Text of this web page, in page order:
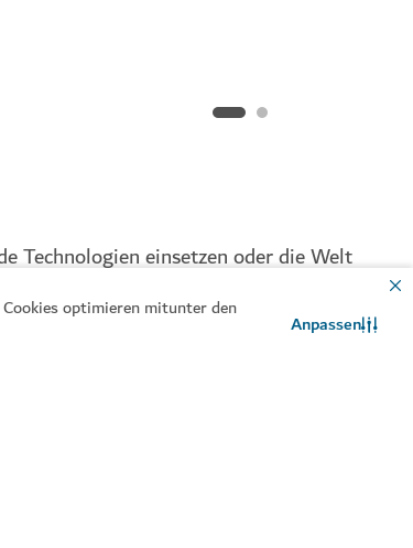
optimieren mitunter den
Anpassen
Technologien einsetzen oder die Welt